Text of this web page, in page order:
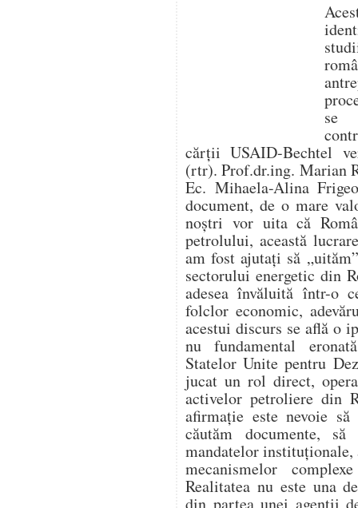
se
cărții USAID-Bechtel
(rtr). Prof.dr.ing. Marian
Ec. Mihaela-Alina
document, de o mare
noștri vor uita că
petrolului, această
am fost ajutați să
sectorului energetic din
adesea învăluită într-o
folclor economic,
acestui discurs se află o
nu fundamental
Statelor Unite pentru
jucat un rol direct,
activelor petroliere din
afirmație este nevoie
căutăm documente,
mandatelor instituționale,
mecanismelor
Realitatea nu este una
din partea unei agenții